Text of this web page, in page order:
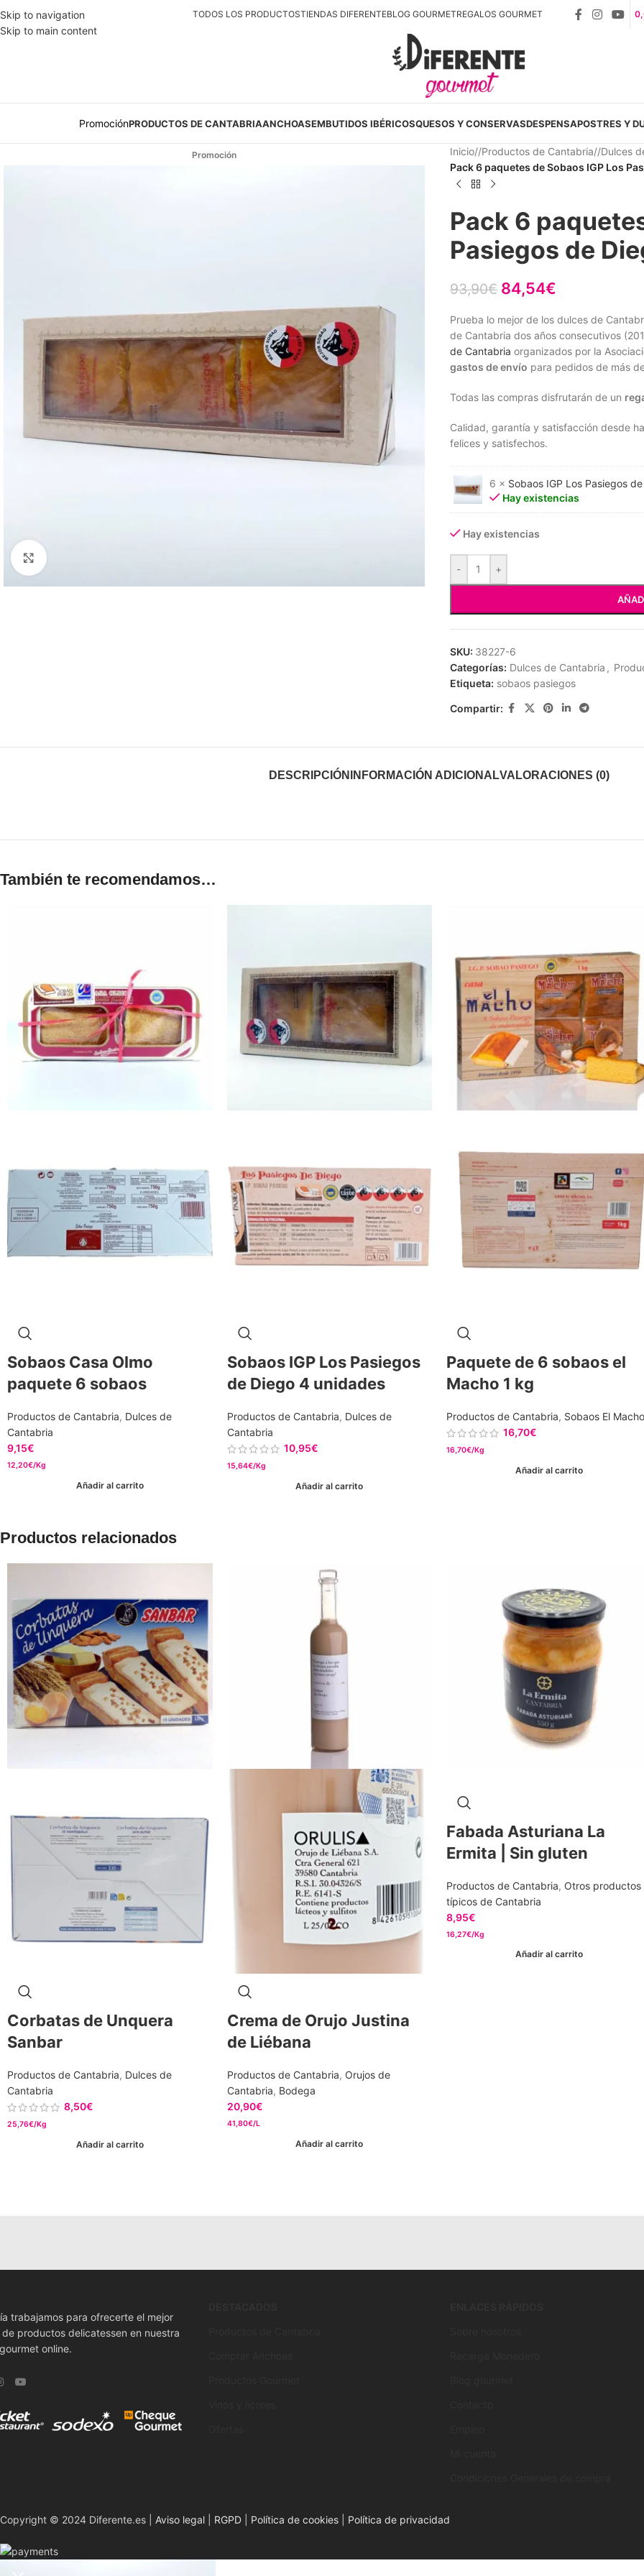
Skip to navigation
Skip to main content
TODOS LOS PRODUCTOSTIENDAS DIFERENTEBLOG GOURMETREGALOS GOURMET
PromociónPRODUCTOS DE CANTABRIAANCHOASEMBUTIDOS IBÉRICOSQUESOS Y CONSERVASDESPENSAPOSTRES Y
Inicio/ Productos de Cantabria/ Dulces
Pack 6 paquetes de Sobaos IGP Los
Pack 6
Pasiegos de
93,90€ 84,54€
Prueba lo mejor de los dulces de
de Cantabria dos años consecutivos
de Cantabria organizados por la
gastos de envío para pedidos de más
Todas las compras disfrutarán de un
Calidad, garantía y satisfacción desde
felices y satisfechos.
6 × Sobaos IGP Los Pasiegos
Hay existencias
Hay existencias
- +
SKU: 38227-6
Categorías: Dulces de Cantabria ,
Etiqueta: sobaos pasiegos
Compartir:
DESCRIPCIÓN INFORMACIÓN ADICIONALVALORACIONES (0)
También te recomendamos…
Sobaos Casa Olmo
paquete 6 sobaos
Productos de Cantabria, Dulces de
Cantabria
9,15€
12,20€/Kg
Añadir al carrito
Sobaos IGP Los Pasiegos
de Diego 4 unidades
Productos de Cantabria, Dulces de
Cantabria
10,95€
15,64€/Kg
Añadir al carrito
Paquete de 6 sobaos el
Macho 1 kg
Productos de Cantabria, Sobaos El Macho
16,70€
16,70€/Kg
Añadir al carrito
Productos relacionados
Corbatas de Unquera
Sanbar
Productos de Cantabria, Dulces de
Cantabria
8,50€
25,76€/Kg
Añadir al carrito
Crema de Orujo Justina
de Liébana
Productos de Cantabria, Orujos de
Cantabria, Bodega
20,90€
41,80€/L
Añadir al carrito
Fabada Asturiana La
Ermita | Sin gluten
Productos de Cantabria, Otros productos
típicos de Cantabria
8,95€
16,27€/Kg
Añadir al carrito
trabajamos para ofrecerte el mejor
productos delicatessen en nuestra
online.
Copyright © 2024 Diferente.es | Aviso legal RGPD Política de cookies Política de privacidad